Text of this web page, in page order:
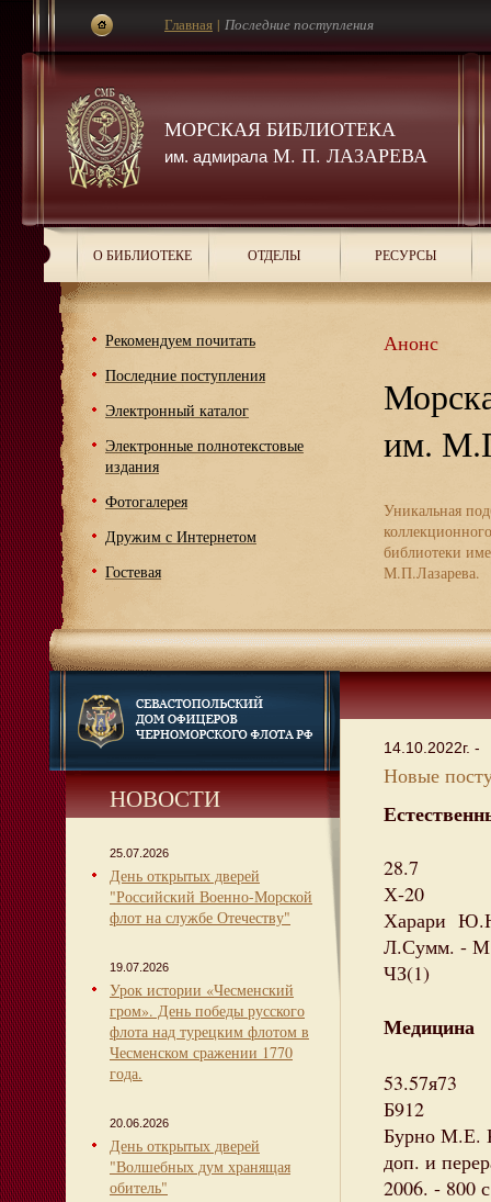
МОРСКАЯ БИБЛИОТЕКА
им. адмиралаМ. П. ЛАЗАРЕВА
Главная | Последние поступления
О БИБЛИОТЕКЕ ОТДЕЛЫ РЕСУРСЫ
Рекомендуем почитать
Последние поступления
Электронный каталог
Электронные полнотекстовые
издания
Фотогалерея
Дружим с Интернетом
Гостевая
Анонс
им.
Уникальная
библиотеки
М.П.Лазарева.
НОВОСТИ
25.07.2026
День открытых дверей
"Российский Военно-Морской
флот на службе Отечеству"
19.07.2026
Урок истории «Чесменский
гром». День победы русского
флота над турецким флотом в
Чесменском сражении 1770
года.
20.06.2026
День открытых дверей
"Волшебных дум хранящая
обитель"
14.10.2022г. -
Новые
28.7
Х-20
Харари Ю.Н.
Л.Сумм. - М.
ЧЗ(1)
Медицина
53.57я73
Б912
Бурно М.Е.
доп. и
2006. - 800